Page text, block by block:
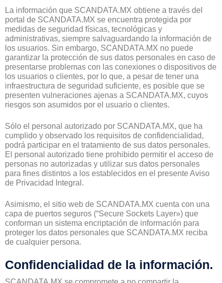
La información que SCANDATA.MX obtiene a través del
portal de SCANDATA.MX se encuentra protegida por
medidas de seguridad físicas, tecnológicas y
administrativas, siempre salvaguardando la información de
los usuarios. Sin embargo, SCANDATA.MX no puede
garantizar la protección de sus datos personales en caso de
presentarse problemas con las conexiones o dispositivos de
los usuarios o clientes, por lo que, a pesar de tener una
infraestructura de seguridad suficiente, es posible que se
presenten vulneraciones ajenas a SCANDATA.MX, cuyos
riesgos son asumidos por el usuario o clientes.
Sólo el personal autorizado por SCANDATA.MX, que ha
cumplido y observado los requisitos de confidencialidad,
podrá participar en el tratamiento de sus datos personales.
El personal autorizado tiene prohibido permitir el acceso de
personas no autorizadas y utilizar sus datos personales
para fines distintos a los establecidos en el presente Aviso
de Privacidad Integral.
Asimismo, el sitio web de SCANDATA.MX cuenta con una
capa de puertos seguros (“Secure Sockets Layer») que
conforman un sistema encriptación de información para
proteger los datos personales que SCANDATA.MX reciba
de cualquier persona.
Confidencialidad de la información.